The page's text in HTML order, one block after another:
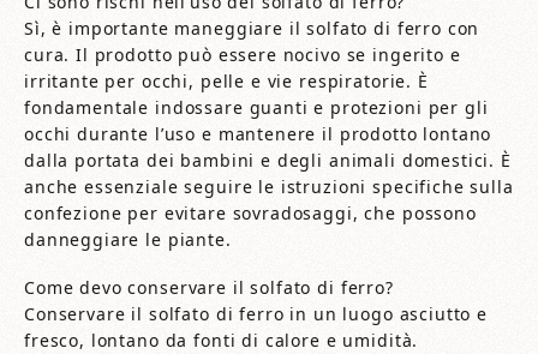
Sì, è importante maneggiare il solfato di ferro con
cura. Il prodotto può essere nocivo se ingerito e
irritante per occhi, pelle e vie respiratorie. È
fondamentale indossare guanti e protezioni per gli
occhi durante l’uso e mantenere il prodotto lontano
dalla portata dei bambini e degli animali domestici. È
anche essenziale seguire le istruzioni specifiche sulla
confezione per evitare sovradosaggi, che possono
danneggiare le piante.
Come devo conservare il solfato di ferro?
Conservare il solfato di ferro in un luogo asciutto e
fresco, lontano da fonti di calore e umidità.